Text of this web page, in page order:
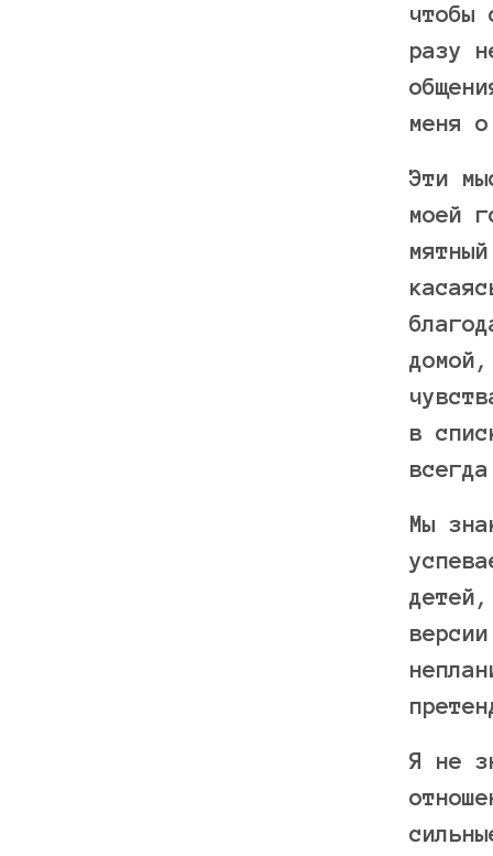
чтобы
разу
меня
Эти
моей
в
Мы
Я не